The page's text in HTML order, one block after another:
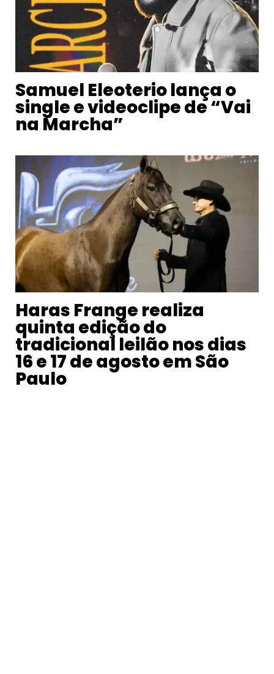
Samuel Eleoterio lança o
single e videoclipe de “Vai
na Marcha”
Haras Frange realiza
quinta edição do
tradicional leilão nos dias
16 e 17 de agosto em São
Paulo